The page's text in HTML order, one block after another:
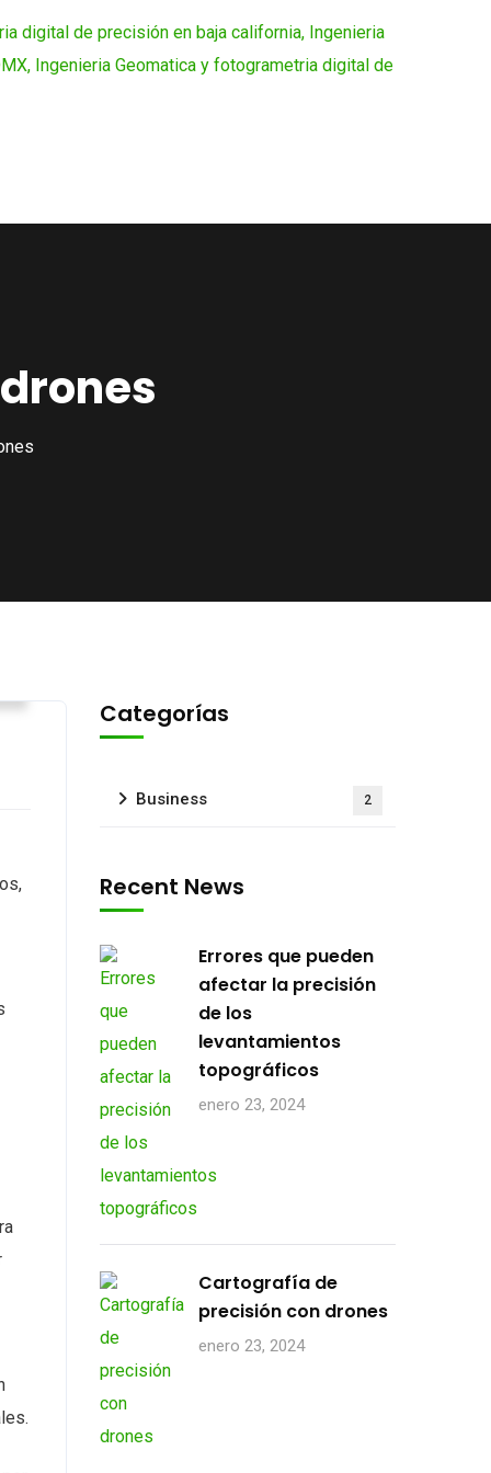
Categorías
Business 2
Recent News
Errores que pueden
afectar la precisión
de los
levantamientos
topográficos
enero 23, 2024
Cartografía de
precisión con drones
enero 23, 2024